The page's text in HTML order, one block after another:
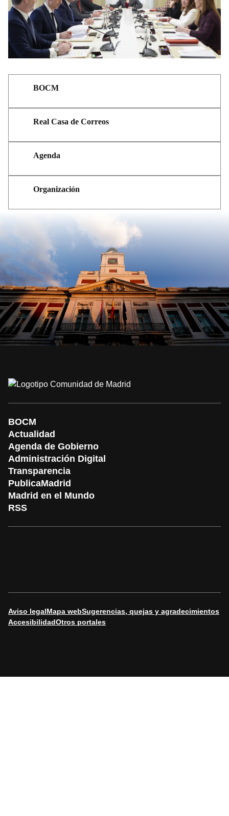
BOCM
Real Casa de Correos
Agenda
Organización
BOCM
Actualidad
Agenda de Gobierno
Administración Digital
Transparencia
PublicaMadrid
Madrid en el Mundo
RSS
Aviso legalMapa webSugerencias, quejas y agradecimientos
AccesibilidadOtros portales